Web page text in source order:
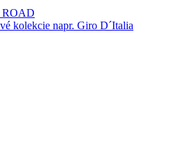
kolekcie napr. Giro D´Italia